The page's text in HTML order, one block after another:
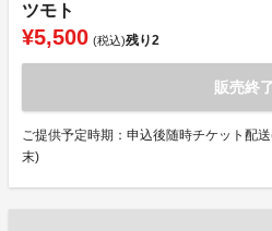
ツモト
¥5,500 (税込)残り2
販売終了
ご提供予定時期：申込後随時チケット配
末)